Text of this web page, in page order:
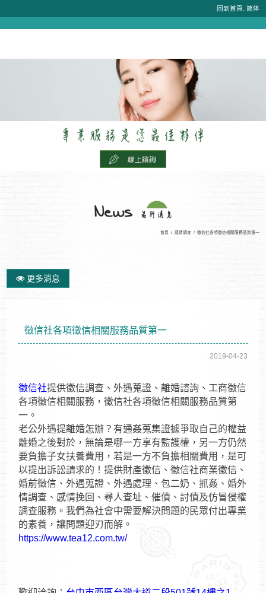
回到首頁. 简体
首頁 / 感情調查 / 徵信社各項徵信相關服務品質第一
更多消息
徵信社各項徵信相關服務品質第一
2019-04-23
徵信社提供徵信調查、外遇蒐證、離婚諮詢、工商徵信
各項徵信相關服務，徵信社各項徵信相關服務品質第
一。
老公外遇提離婚怎辦？有通姦蒐集證據爭取自己的權益
離婚之後對於，無論是哪一方享有監護權，另一方仍然
要負擔子女扶養費用，若是一方不負擔相關費用，是可
以提出訴訟請求的！提供財產徵信、徵信社商業徵信、
婚前徵信、外遇蒐證、外遇處理、包二奶、抓姦、婚外
情調查、感情挽回、尋人查址、催債、討債及仿冒侵權
調查服務。我們為社會中需要解決問題的民眾付出專業
的素養，讓問題迎刃而解。
https://www.tea12.com.tw/